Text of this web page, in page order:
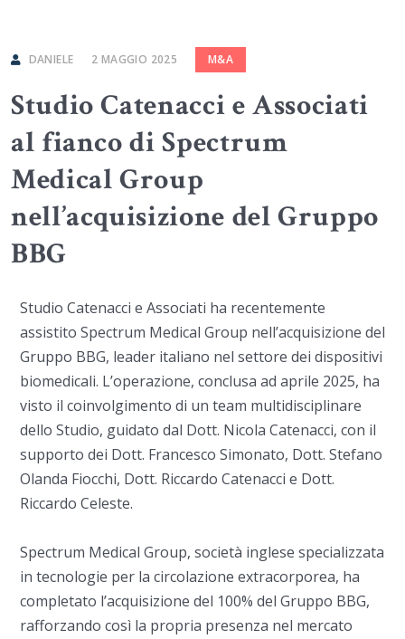
DANIELE 2 MAGGIO 2025 M&A
Studio Catenacci e Associati
al fianco di Spectrum
Medical Group
nell’acquisizione del Gruppo
BBG
Studio Catenacci e Associati ha recentemente
assistito Spectrum Medical Group nell’acquisizione del
Gruppo BBG, leader italiano nel settore dei dispositivi
biomedicali. L’operazione, conclusa ad aprile 2025, ha
visto il coinvolgimento di un team multidisciplinare
dello Studio, guidato dal Dott. Nicola Catenacci, con il
supporto dei Dott. Francesco Simonato, Dott. Stefano
Olanda Fiocchi, Dott. Riccardo Catenacci e Dott.
Riccardo Celeste.
Spectrum Medical Group, società inglese specializzata
in tecnologie per la circolazione extracorporea, ha
completato l’acquisizione del 100% del Gruppo BBG,
rafforzando così la propria presenza nel mercato